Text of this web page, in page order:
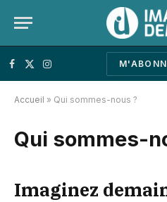
Facebook
X (Twitter)
Instagram
Accueil » Qui sommes-nous ?
Qui sommes-
Imaginez